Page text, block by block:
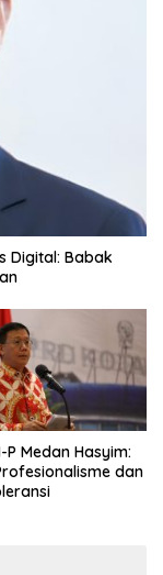
Digital: Babak
P Medan Hasyim:
dan